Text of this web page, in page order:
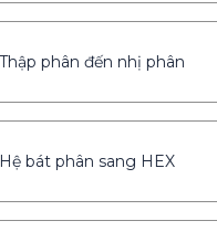
Thập phân đến nhị phân
Hệ bát phân sang HEX